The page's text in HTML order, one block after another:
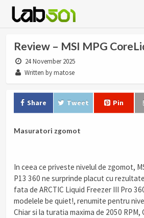
Review – MSI MPG
24 November 2025
Written by matose
Share Tweet Pin
Masuratori zgomot
In ceea ce priveste nivelul de zgomot,
P13 360 ne surprinde placut cu
fata de ARCTIC Liquid Freezer III Pro
modelele be quiet!, renumite pentru
Chiar si la turatia maxima de 2050 RPM,